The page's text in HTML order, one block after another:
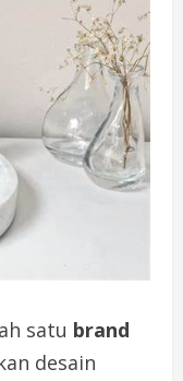
satu brand
desain